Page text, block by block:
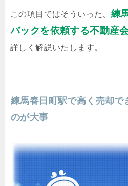
この項目ではそういった、 練
バックを依頼する不動産
詳しく解説いたします。
練馬春日町駅で高く売却で
のが大事